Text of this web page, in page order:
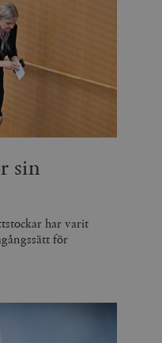
sin
har varit
för